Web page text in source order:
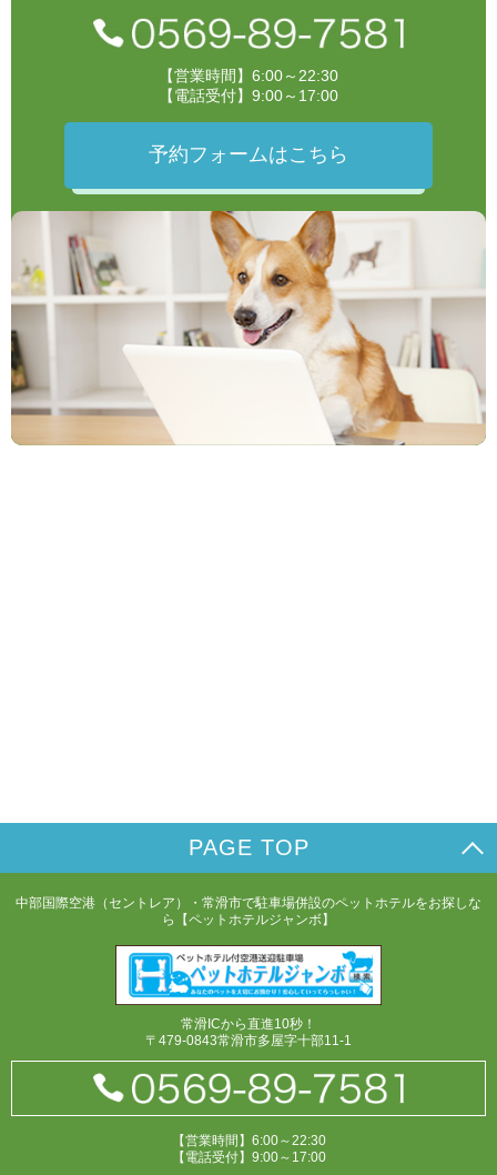
【営業時間】6:00～22:30
【電話受付】9:00～17:00
予約フォームはこちら
PAGE TOP
中部国際空港（セントレア）・常滑市で駐車場併設のペットホテルをお探しな
ら【ペットホテルジャンボ】
常滑ICから直進10秒！
〒479-0843常滑市多屋字十部11-1
【営業時間】6:00～22:30
【電話受付】9:00～17:00